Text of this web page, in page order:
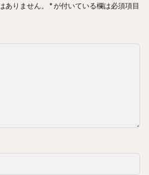
ありません。 *が付いている欄は必須項目